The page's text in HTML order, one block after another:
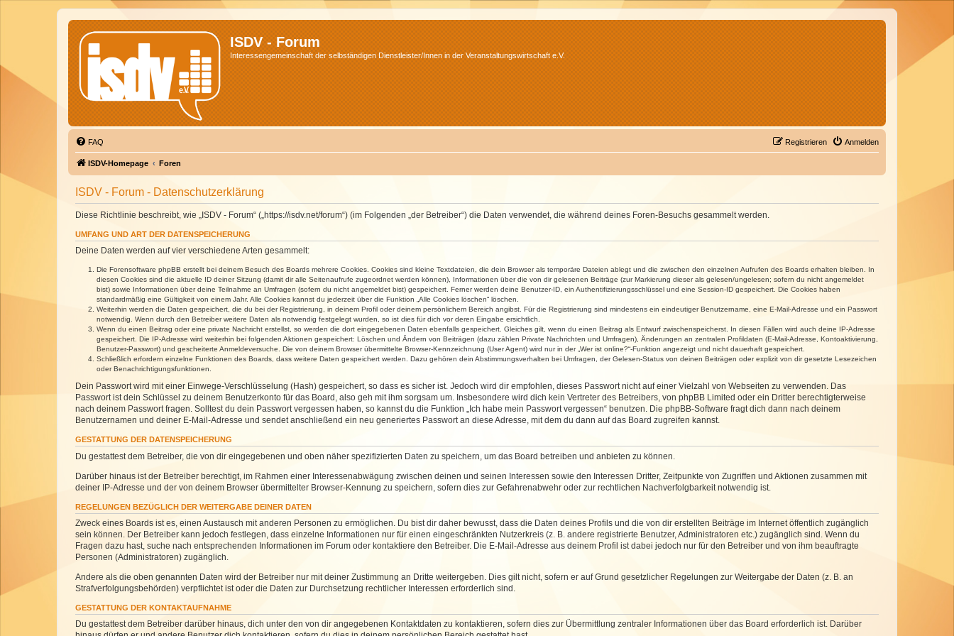
ISDV - Forum
Interessengemeinschaft der selbständigen Dienstleister/Innen in der Veranstaltungswirtschaft e.V.
FAQ Anmelden
Registrieren
ISDV-Homepage Foren
ISDV - Forum - Datenschutzerklärung
Diese Richtlinie beschreibt, wie „ISDV - Forum“ („https://isdv.net/forum“) (im Folgenden „der Betreiber“) die Daten verwendet, die während deines Foren-Besuchs gesammelt werden.
UMFANG UND ART DER DATENSPEICHERUNG
Deine Daten werden auf vier verschiedene Arten gesammelt:
Die Forensoftware phpBB erstellt bei deinem Besuch des Boards mehrere Cookies. Cookies sind kleine Textdateien, die dein Browser als temporäre Dateien ablegt und die zwischen den einzelnen Aufrufen des Boards erhalten bleiben. In
diesen Cookies sind die aktuelle ID deiner Sitzung (damit dir alle Seitenaufrufe zugeordnet werden können), Informationen über die von dir gelesenen Beiträge (zur Markierung dieser als gelesen/ungelesen; sofern du nicht angemeldet
bist) sowie Informationen über deine Teilnahme an Umfragen (sofern du nicht angemeldet bist) gespeichert. Ferner werden deine Benutzer-ID, ein Authentifizierungsschlüssel und eine Session-ID gespeichert. Die Cookies haben
standardmäßig eine Gültigkeit von einem Jahr. Alle Cookies kannst du jederzeit über die Funktion „Alle Cookies löschen“ löschen.
Weiterhin werden die Daten gespeichert, die du bei der Registrierung, in deinem Profil oder deinem persönlichem Bereich angibst. Für die Registrierung sind mindestens ein eindeutiger Benutzername, eine E-Mail-Adresse und ein Passwort
notwendig. Wenn durch den Betreiber weitere Daten als notwendig festgelegt wurden, so ist dies für dich vor deren Eingabe ersichtlich.
Wenn du einen Beitrag oder eine private Nachricht erstellst, so werden die dort eingegebenen Daten ebenfalls gespeichert. Gleiches gilt, wenn du einen Beitrag als Entwurf zwischenspeicherst. In diesen Fällen wird auch deine IP-Adresse
gespeichert. Die IP-Adresse wird weiterhin bei folgenden Aktionen gespeichert: Löschen und Ändern von Beiträgen (dazu zählen Private Nachrichten und Umfragen), Änderungen an zentralen Profildaten (E-Mail-Adresse, Kontoaktivierung,
Benutzer-Passwort) und gescheiterte Anmeldeversuche. Die von deinem Browser übermittelte Browser-Kennzeichnung (User Agent) wird nur in der „Wer ist online?“-Funktion angezeigt und nicht dauerhaft gespeichert.
Schließlich erfordern einzelne Funktionen des Boards, dass weitere Daten gespeichert werden. Dazu gehören dein Abstimmungsverhalten bei Umfragen, der Gelesen-Status von deinen Beiträgen oder explizit von dir gesetzte Lesezeichen
oder Benachrichtigungsfunktionen.
Dein Passwort wird mit einer Einwege-Verschlüsselung (Hash) gespeichert, so dass es sicher ist. Jedoch wird dir empfohlen, dieses Passwort nicht auf einer Vielzahl von Webseiten zu verwenden. Das
Passwort ist dein Schlüssel zu deinem Benutzerkonto für das Board, also geh mit ihm sorgsam um. Insbesondere wird dich kein Vertreter des Betreibers, von phpBB Limited oder ein Dritter berechtigterweise
nach deinem Passwort fragen. Solltest du dein Passwort vergessen haben, so kannst du die Funktion „Ich habe mein Passwort vergessen“ benutzen. Die phpBB-Software fragt dich dann nach deinem
Benutzernamen und deiner E-Mail-Adresse und sendet anschließend ein neu generiertes Passwort an diese Adresse, mit dem du dann auf das Board zugreifen kannst.
GESTATTUNG DER DATENSPEICHERUNG
Du gestattest dem Betreiber, die von dir eingegebenen und oben näher spezifizierten Daten zu speichern, um das Board betreiben und anbieten zu können.
Darüber hinaus ist der Betreiber berechtigt, im Rahmen einer Interessenabwägung zwischen deinen und seinen Interessen sowie den Interessen Dritter, Zeitpunkte von Zugriffen und Aktionen zusammen mit
deiner IP-Adresse und der von deinem Browser übermittelter Browser-Kennung zu speichern, sofern dies zur Gefahrenabwehr oder zur rechtlichen Nachverfolgbarkeit notwendig ist.
REGELUNGEN BEZÜGLICH DER WEITERGABE DEINER DATEN
Zweck eines Boards ist es, einen Austausch mit anderen Personen zu ermöglichen. Du bist dir daher bewusst, dass die Daten deines Profils und die von dir erstellten Beiträge im Internet öffentlich zugänglich
sein können. Der Betreiber kann jedoch festlegen, dass einzelne Informationen nur für einen eingeschränkten Nutzerkreis (z. B. andere registrierte Benutzer, Administratoren etc.) zugänglich sind. Wenn du
Fragen dazu hast, suche nach entsprechenden Informationen im Forum oder kontaktiere den Betreiber. Die E-Mail-Adresse aus deinem Profil ist dabei jedoch nur für den Betreiber und von ihm beauftragte
Personen (Administratoren) zugänglich.
Andere als die oben genannten Daten wird der Betreiber nur mit deiner Zustimmung an Dritte weitergeben. Dies gilt nicht, sofern er auf Grund gesetzlicher Regelungen zur Weitergabe der Daten (z. B. an
Strafverfolgungsbehörden) verpflichtet ist oder die Daten zur Durchsetzung rechtlicher Interessen erforderlich sind.
GESTATTUNG DER KONTAKTAUFNAHME
Du gestattest dem Betreiber darüber hinaus, dich unter den von dir angegebenen Kontaktdaten zu kontaktieren, sofern dies zur Übermittlung zentraler Informationen über das Board erforderlich ist. Darüber